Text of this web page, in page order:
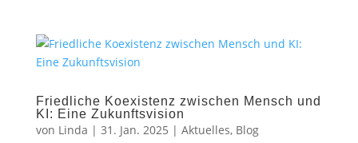
Friedliche Koexistenz zwischen Mensch und
KI: Eine Zukunftsvision
von Linda | 31. Jan. 2025 | Aktuelles, Blog